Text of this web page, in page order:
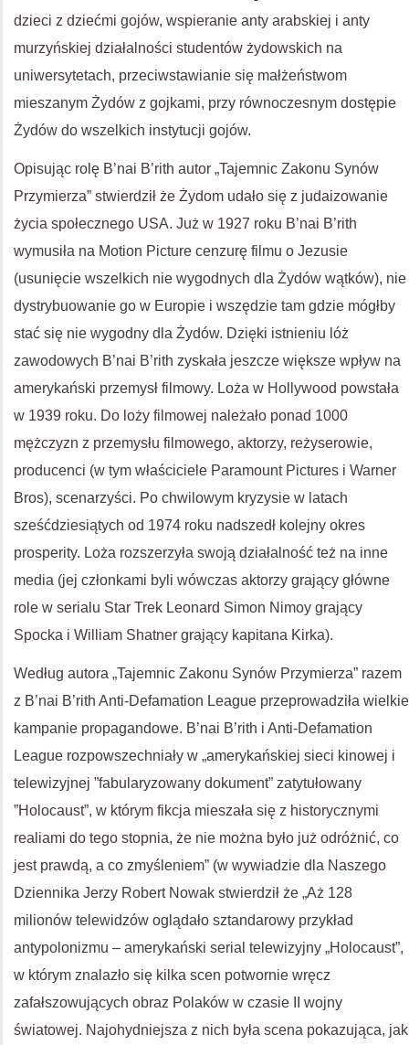
dzieci z dziećmi gojów, wspieranie anty arabskiej i anty
murzyńskiej działalności studentów żydowskich na
uniwersytetach, przeciwstawianie się małżeństwom
mieszanym Żydów z gojkami, przy równoczesnym dostępie
Żydów do wszelkich instytucji gojów.
Opisując rolę B’nai B’rith autor „Tajemnic Zakonu Synów
Przymierza” stwierdził że Żydom udało się z judaizowanie
życia społecznego USA. Już w 1927 roku B’nai B’rith
wymusiła na Motion Picture cenzurę filmu o Jezusie
(usunięcie wszelkich nie wygodnych dla Żydów wątków), nie
dystrybuowanie go w Europie i wszędzie tam gdzie mógłby
stać się nie wygodny dla Żydów. Dzięki istnieniu lóż
zawodowych B’nai B’rith zyskała jeszcze większe wpływ na
amerykański przemysł filmowy. Loża w Hollywood powstała
w 1939 roku. Do loży filmowej należało ponad 1000
mężczyzn z przemysłu filmowego, aktorzy, reżyserowie,
producenci (w tym właściciele Paramount Pictures i Warner
Bros), scenarzyści. Po chwilowym kryzysie w latach
sześćdziesiątych od 1974 roku nadszedł kolejny okres
prosperity. Loża rozszerzyła swoją działalność też na inne
media (jej członkami byli wówczas aktorzy grający główne
role w serialu Star Trek Leonard Simon Nimoy grający
Spocka i William Shatner grający kapitana Kirka).
Według autora „Tajemnic Zakonu Synów Przymierza” razem
z B’nai B’rith Anti-Defamation League przeprowadziła wielkie
kampanie propagandowe. B’nai B’rith i Anti-Defamation
League rozpowszechniały w „amerykańskiej sieci kinowej i
telewizyjnej ”fabularyzowany dokument” zatytułowany
”Holocaust”, w którym fikcja mieszała się z historycznymi
realiami do tego stopnia, że nie można było już odróżnić, co
jest prawdą, a co zmyśleniem” (w wywiadzie dla Naszego
Dziennika Jerzy Robert Nowak stwierdził że „Aż 128
milionów telewidzów oglądało sztandarowy przykład
antypolonizmu – amerykański serial telewizyjny „Holocaust”,
w którym znalazło się kilka scen potwornie wręcz
zafałszowujących obraz Polaków w czasie II wojny
światowej. Najohydniejsza z nich była scena pokazująca, jak